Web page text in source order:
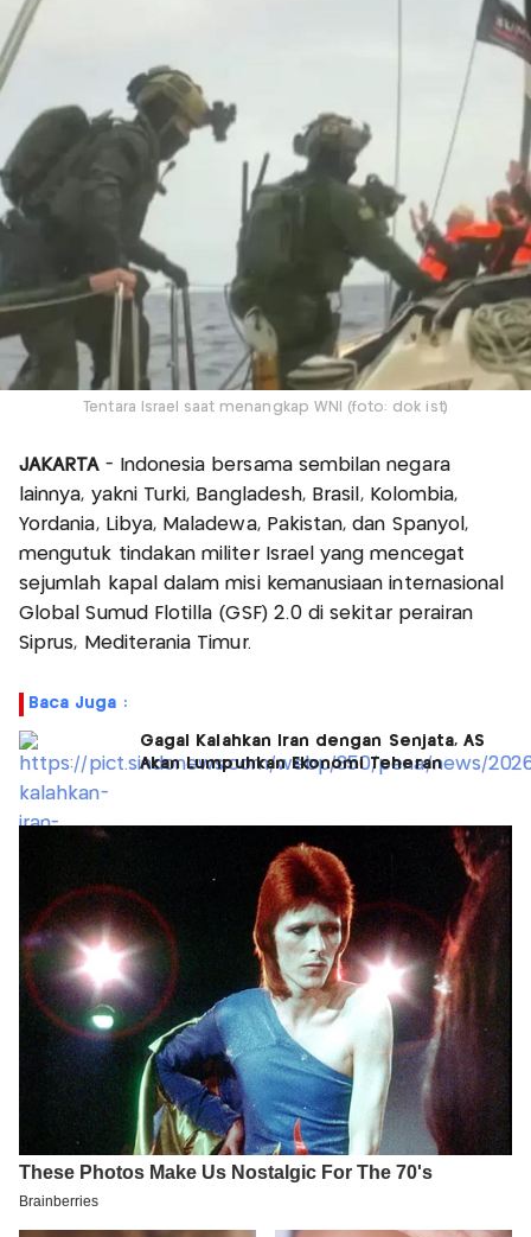
Tentara Israel saat menangkap WNI (foto: dok ist)
JAKARTA - Indonesia bersama sembilan negara
lainnya, yakni Turki, Bangladesh, Brasil, Kolombia,
Yordania, Libya, Maladewa, Pakistan, dan Spanyol,
mengutuk tindakan militer Israel yang mencegat
sejumlah kapal dalam misi kemanusiaan internasional
Global Sumud Flotilla (GSF) 2.0 di sekitar perairan
Siprus, Mediterania Timur.
Baca Juga :
Gagal Kalahkan Iran dengan Senjata, AS
Akan Lumpuhkan Ekonomi Teheran